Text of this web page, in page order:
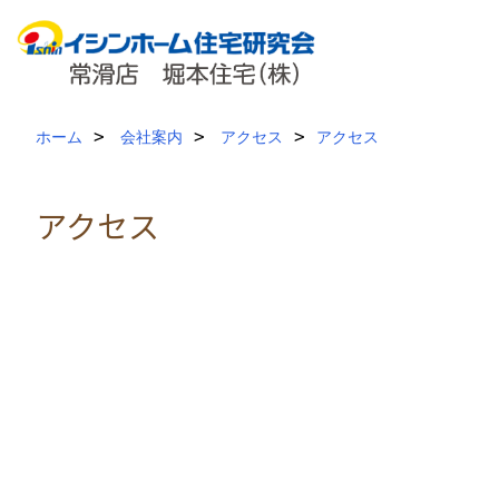
ホーム 会社案内 アクセス アクセス
アクセス